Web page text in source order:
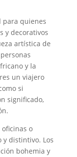
quienes
y decorativos
artística de
y la
un viajero
si
significado,
o
y distintivo. Los
bohemia y